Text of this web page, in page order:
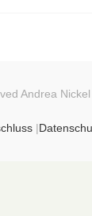
Andrea
|